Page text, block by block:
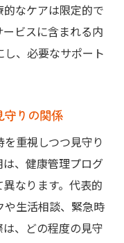
なケアは限定的で
ビスに含まれる内
、必要なサポート
りの関係
重視しつつ見守り
、健康管理プログ
なります。代表的
生活相談、緊急時
、どの程度の見守